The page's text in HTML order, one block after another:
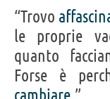
“Trovo
le proprie
quanto
Forse è
cambiare.”